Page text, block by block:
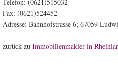
Telefon: (0621)515032
Fax: (0621)524452
Adresse: Bahnhofstrasse 6; 67059
zurück zu Immobilienmakler in